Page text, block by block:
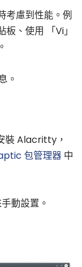
考慮到性能。例
、使用 「Vi」
。
裝 Alacritty，
包管理器 中
動設置。